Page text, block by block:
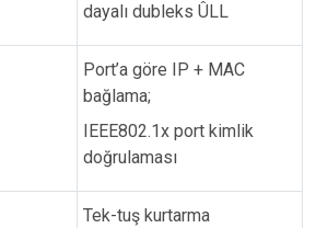
dayalı dubleks ÛLL
Port’a göre IP + MAC
bağlama;
IEEE802.1x port kimlik
doğrulaması
Tek-tuş kurtarma